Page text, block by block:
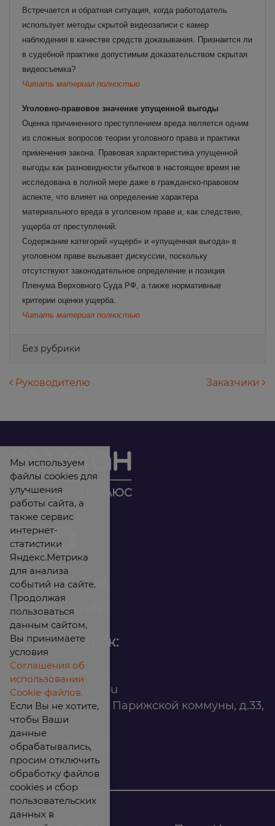
Встречается и обратная ситуация, когда работодатель
использует методы скрытой видеозаписи с камер
наблюдения в качестве средств доказывания. Признается ли
в судебной практике допустимым доказательством скрытая
видеосъемка?
Читать материал полностью
Уголовно-правовое значение упущенной выгоды
Оценка причиненного преступлением вреда является одним
из сложных вопросов теории уголовного права и практики
применения закона. Правовая характеристика упущенной
выгоды как разновидности убытков в настоящее время не
исследована в полной мере даже в гражданско-правовом
аспекте, что влияет на определение характера
материального вреда в уголовном праве и, как следствие,
ущерба от преступлений.
Содержание категорий «ущерб» и «упущенная выгода» в
уголовном праве вызывает дискуссии, поскольку
отсутствуют законодательное определение и позиция
Пленума Верховного Суда РФ, а также нормативные
критерии оценки ущерба.
Читать материал полностью
Без рубрики
Навигация по записям
Руководителю Заказчики
Контакты
Вакансии
Офис продаж:
infomarket@ilan.su
г. Красноярск, ул. Парижской коммуны, д.33,
помещ. 302
ИНН: 2465263327
Мы используем
файлы cookies для
улучшения
работы сайта, а
также сервис
интернет-
статистики
Яндекс.Метрика
для анализа
событий на сайте.
Продолжая
пользоваться
данным сайтом,
Вы принимаете
условия
Соглашения об
использовании
Cookie-файлов.
Если Вы не хотите,
чтобы Ваши
данные
обрабатывались,
просим отключить
обработку файлов
cookies и сбор
пользовательских
данных в